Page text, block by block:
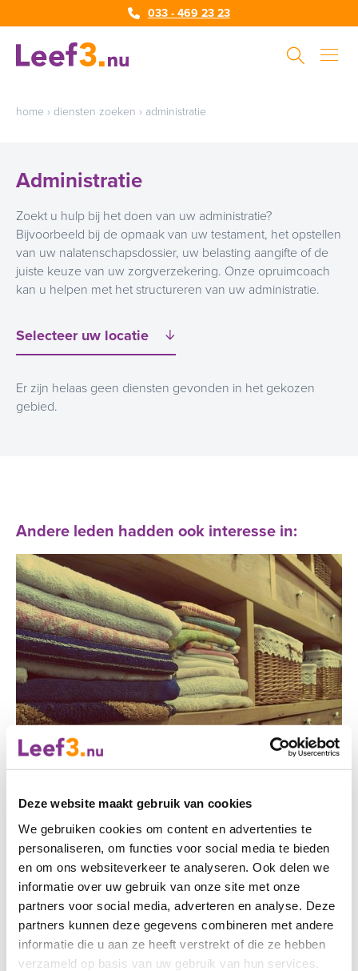
Deze website maakt gebruik van cookies
We gebruiken cookies om content en advertenties te
personaliseren, om functies voor social media te bieden
en om ons websiteverkeer te analyseren. Ook delen we
informatie over uw gebruik van onze site met onze
partners voor social media, adverteren en analyse. Deze
partners kunnen deze gegevens combineren met andere
informatie die u aan ze heeft verstrekt of die ze hebben
verzameld op basis van uw gebruik van hun services.
033 - 469 23 23
home › diensten zoeken › administratie
Administratie
Zoekt u hulp bij het doen van uw administratie?
Bijvoorbeeld bij de opmaak van uw testament, het opstellen
van uw nalatenschapsdossier, uw belasting aangifte of de
juiste keuze van uw zorgverzekering. Onze opruimcoach
kan u helpen met het structureren van uw administratie.
Er zijn helaas geen diensten gevonden in het gekozen
gebied.
Andere leden hadden ook interesse in: